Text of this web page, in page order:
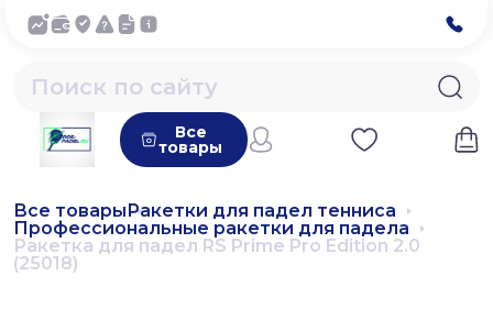
Все
товары
Все товарыРакетки для падел тенниса
Профессиональные ракетки для падела
Ракетка для падел RS Prime Pro Edition 2.0
(25018)